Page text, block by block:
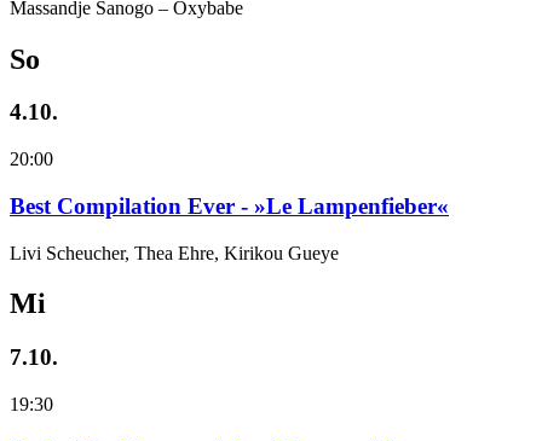
Massandje Sanogo – Oxybabe
So
4.10.
20:00
Best Compilation Ever - »Le Lampenfieber«
Livi Scheucher, Thea Ehre, Kirikou Gueye
Mi
7.10.
19:30